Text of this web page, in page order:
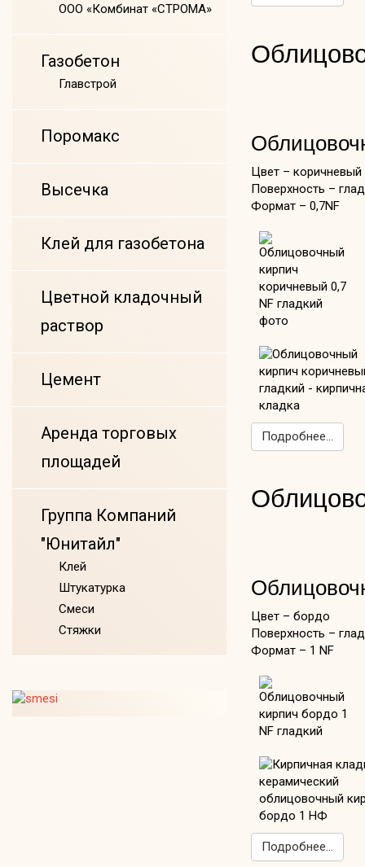
Цвет – коричневый
Поверхность –
Формат – 0,7NF
Подробнее...
Цвет – бордо
Поверхность –
Формат – 1 NF
Подробнее...
ООО «Комбинат «СТРОМА»
Газобетон
Главстрой
Поромакс
Высечка
Клей для газобетона
Цветной кладочный
раствор
Цемент
Аренда торговых
площадей
Группа Компаний
"Юнитайл"
Клей
Штукатурка
Смеси
Стяжки